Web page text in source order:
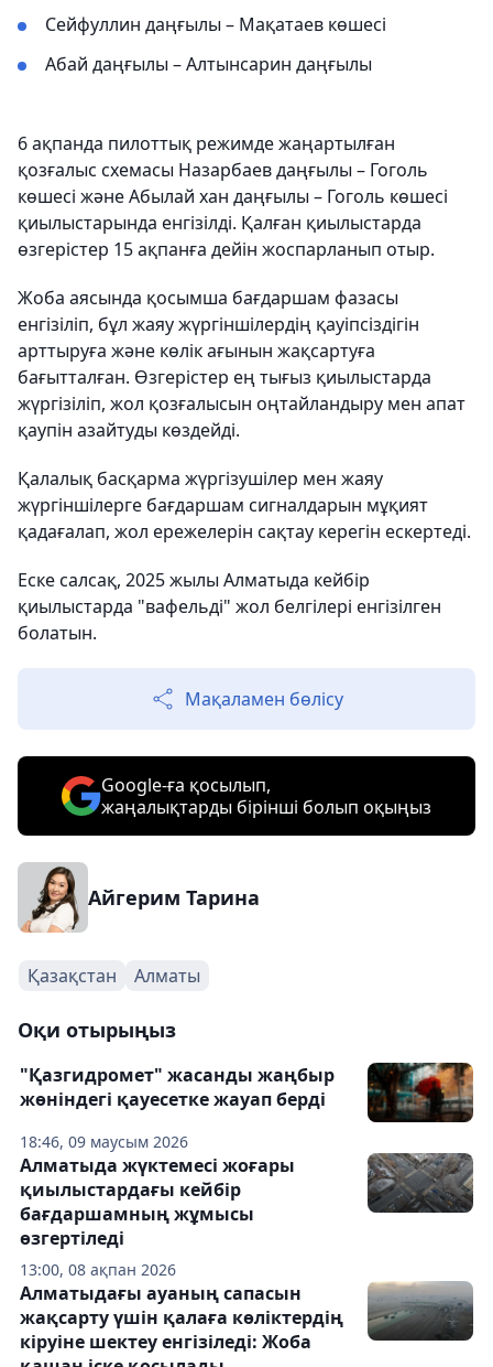
Сейфуллин даңғылы – Мақатаев көшесі
Абай даңғылы – Алтынсарин даңғылы
6 ақпанда пилоттық режимде жаңартылған
қозғалыс схемасы Назарбаев даңғылы – Гоголь
көшесі және Абылай хан даңғылы – Гоголь көшесі
қиылыстарында енгізілді. Қалған қиылыстарда
өзгерістер 15 ақпанға дейін жоспарланып отыр.
Жоба аясында қосымша бағдаршам фазасы
енгізіліп, бұл жаяу жүргіншілердің қауіпсіздігін
арттыруға және көлік ағынын жақсартуға
бағытталған. Өзгерістер ең тығыз қиылыстарда
жүргізіліп, жол қозғалысын оңтайландыру мен апат
қаупін азайтуды көздейді.
Қалалық басқарма жүргізушілер мен жаяу
жүргіншілерге бағдаршам сигналдарын мұқият
қадағалап, жол ережелерін сақтау керегін ескертеді.
Еске салсақ, 2025 жылы Алматыда кейбір
қиылыстарда "вафельді" жол белгілері енгізілген
болатын.
Мақаламен бөлісу
Google-ға қосылып,
жаңалықтарды бірінші болып оқыңыз
Айгерим Тарина
Қазақстан Алматы
Оқи отырыңыз
18:46, 09 маусым 2026
"Қазгидромет" жасанды жаңбыр
жөніндегі қауесетке жауап берді
13:00, 08 ақпан 2026
Алматыда жүктемесі жоғары
қиылыстардағы кейбір
бағдаршамның жұмысы
өзгертіледі
Алматыдағы ауаның сапасын
жақсарту үшін қалаға көліктердің
кіруіне шектеу енгізіледі: Жоба